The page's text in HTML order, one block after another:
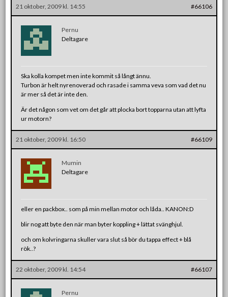
21 oktober, 2009 kl. 14:55 #66106
Pernu
Deltagare
Ska kolla kompet men inte kommit så långt ännu.
Turbon är helt nyrenoverad och rasade i samma veva som vad det nu
är mer så det är inte den.
Är det någon som vet om det går att plocka bort topparna utan att lyfta
ur motorn?
21 oktober, 2009 kl. 16:50 #66109
Mumin
Deltagare
eller en packbox.. som på min mellan motor och låda.. KANON:D
blir nog att byte den när man byter koppling + lättat svänghjul.
och om kolvringarna skuller vara slut så bör du tappa effect + blå
rök..?
22 oktober, 2009 kl. 14:54 #66107
Pernu